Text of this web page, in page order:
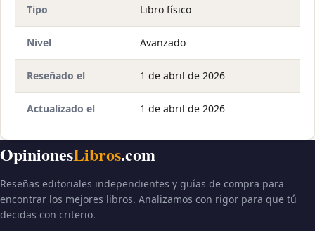
Tipo Libro físico
Nivel Avanzado
Reseñado el 1 de abril de 2026
Actualizado el 1 de abril de 2026
OpinionesLibros.com
Reseñas editoriales independientes y guías de compra para
encontrar los mejores libros. Analizamos con rigor para que tú
decidas con criterio.